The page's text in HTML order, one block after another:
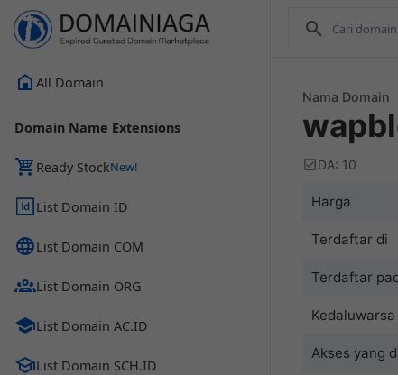
All Domain
Domain Name Extensions
Ready Stock
List Domain ID
List Domain COM
List Domain ORG
List Domain AC.ID
List Domain SCH.ID
Nama Domain
DA: 10
Harga
Terdaftar di
Terdaftar
Akses yang